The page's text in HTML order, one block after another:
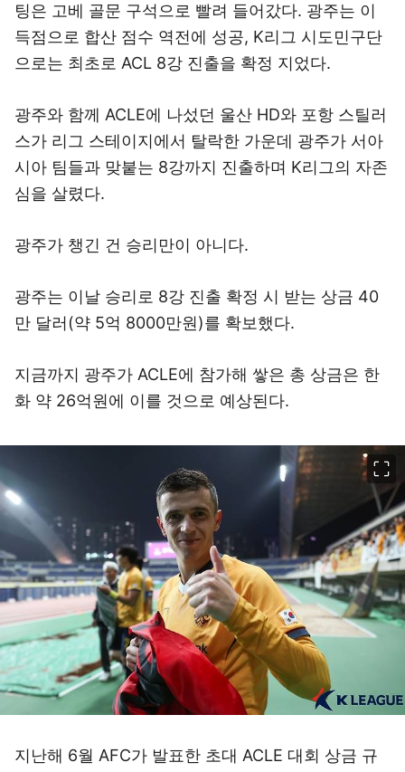
팅은 고베 골문 구석으로 빨려 들어갔다. 광주는 이
득점으로 합산 점수 역전에 성공, K리그 시도민구단
으로는 최초로 ACL 8강 진출을 확정 지었다.
광주와 함께 ACLE에 나섰던 울산 HD와 포항 스틸러
스가 리그 스테이지에서 탈락한 가운데 광주가 서아
시아 팀들과 맞붙는 8강까지 진출하며 K리그의 자존
심을 살렸다.
광주가 챙긴 건 승리만이 아니다.
광주는 이날 승리로 8강 진출 확정 시 받는 상금 40
만 달러(약 5억 8000만원)를 확보했다.
지금까지 광주가 ACLE에 참가해 쌓은 총 상금은 한
화 약 26억원에 이를 것으로 예상된다.
지난해 6월 AFC가 발표한 초대 ACLE 대회 상금 규